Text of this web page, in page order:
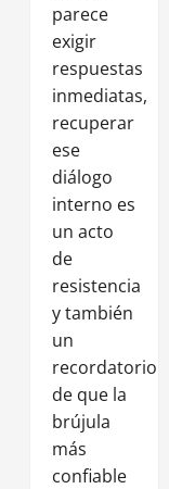
parece
exigir
respuestas
inmediatas,
recuperar
ese
diálogo
interno es
un acto
de
resistencia
y también
un
recordatorio
de que la
brújula
más
confiable